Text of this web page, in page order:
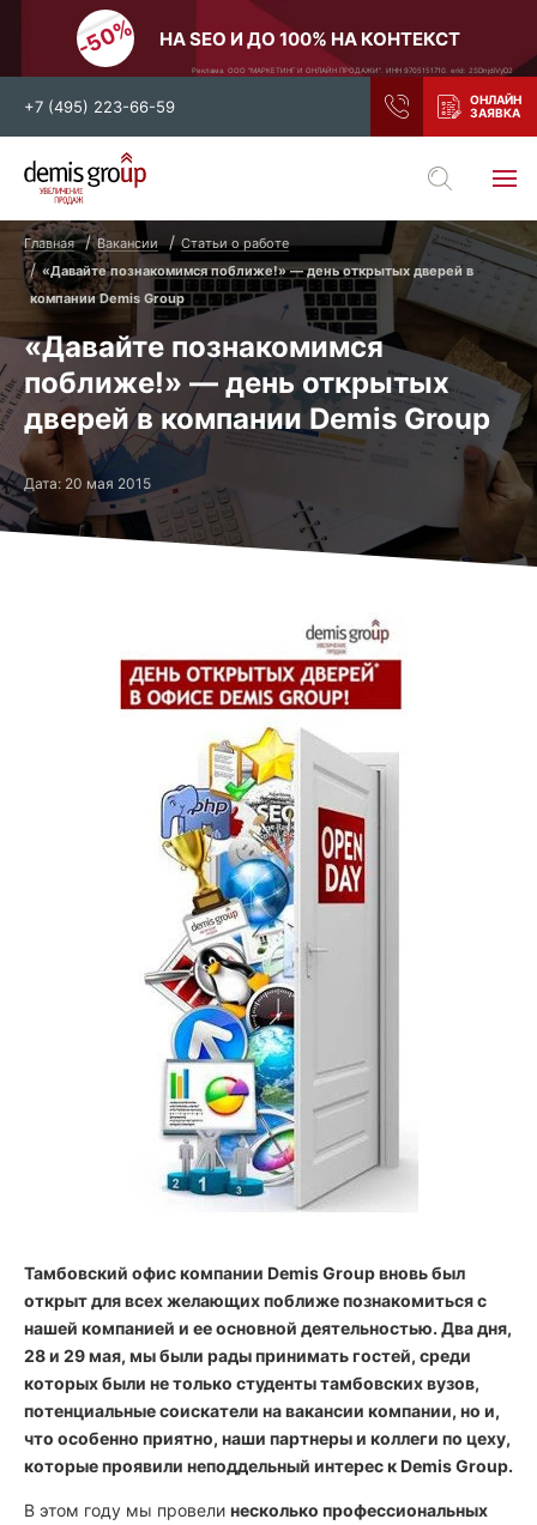
НА SEO И ДО 100% НА КОНТЕКСТ
Реклама. ООО "МАРКЕТИНГ И ОНЛАЙН ПРОДАЖИ". ИНН 9705151710. erid: 2SDnjdiVyD2
+7 (495) 223-66-59
Выберите свой город
Москва Санкт-Петербург
Нижний Новгород Тамбов
Воронеж Тула
Новосибирск Екатеринбург
Самара Ростов-на-Дону
Казань
Главная Вакансии
Статьи о работе
«Давайте познакомимся поближе!» — день открытых дверей в
компании Demis Group
«Давайте познакомимся
поближе!» — день открытых
дверей в компании Demis Group
Дата: 20 мая 2015
Тамбовский офис компании Demis Group вновь был
открыт для всех желающих поближе познакомиться с
нашей компанией и ее основной деятельностью. Два дня,
28и 29 мая, мы были рады принимать гостей, среди
которых были не только студенты тамбовских вузов,
потенциальные соискатели на вакансии компании, но и,
что особенно приятно, наши партнеры и коллеги по цеху,
которые проявили неподдельный интерес к Demis Group.
В этом году мы провели несколько профессиональных